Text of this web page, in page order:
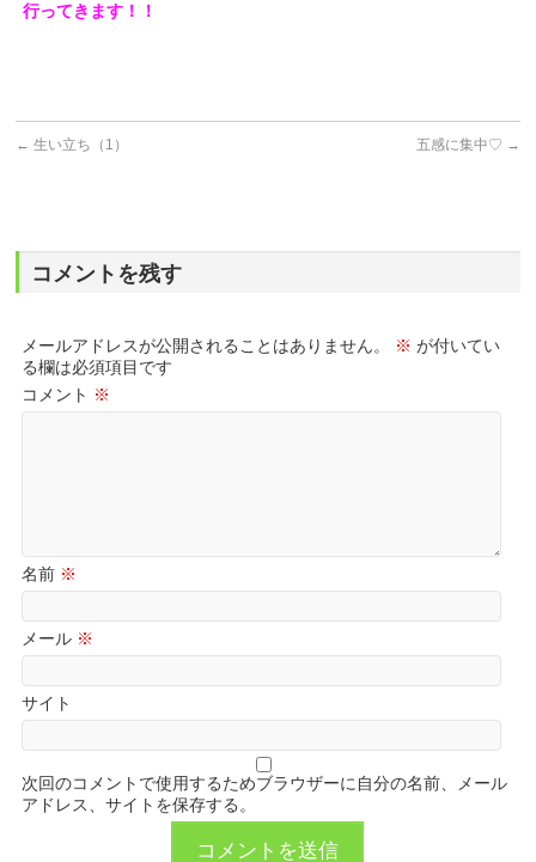
行ってきます！！
← 生い立ち（1） 五感に集中♡ →
コメントを残す
メールアドレスが公開されることはありません。 ※ が付いてい
る欄は必須項目です
コメント ※
名前 ※
メール ※
サイト
次回のコメントで使用するためブラウザーに自分の名前、メール
アドレス、サイトを保存する。